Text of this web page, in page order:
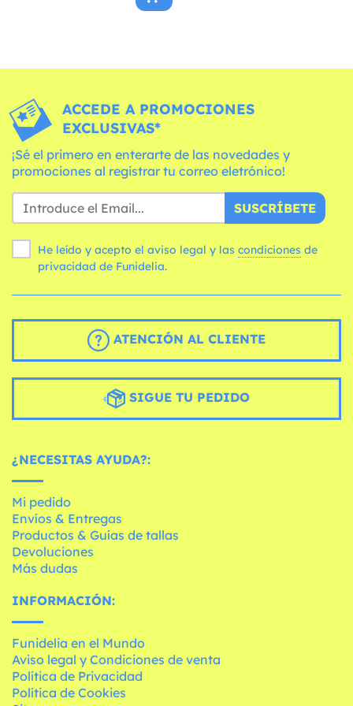
ACCEDE A PROMOCIONES
EXCLUSIVAS*
¡Sé el primero en enterarte de las novedades y
promociones al registrar tu correo eletrónico!
SUSCRÍBETE
He leído y acepto el aviso legal y las condiciones
privacidad de Funidelia.
ATENCIÓN AL CLIENTE
SIGUE TU PEDIDO
¿NECESITAS AYUDA?:
Mi pedido
Envíos & Entregas
Productos & Guías de tallas
Devoluciones
Más dudas
INFORMACIÓN:
Funidelia en el Mundo
Aviso legal y Condiciones de venta
Política de Privacidad
Política de Cookies